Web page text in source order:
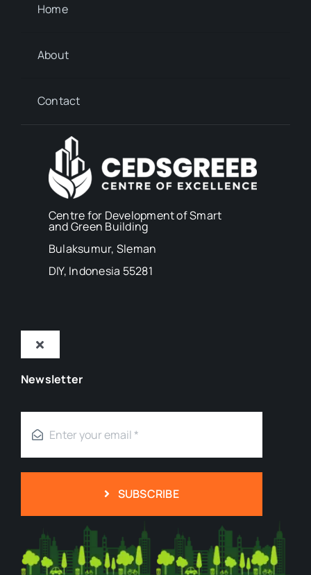
Home
About
Contact
Centre for Development of Smart
and Green Building
Bulaksumur, Sleman
DIY, Indonesia 55281
Toggle
Tentang Kami
Mitra
Blog
Kontak
Kebijakan Privasi
Newsletter
SUBSCRIBE